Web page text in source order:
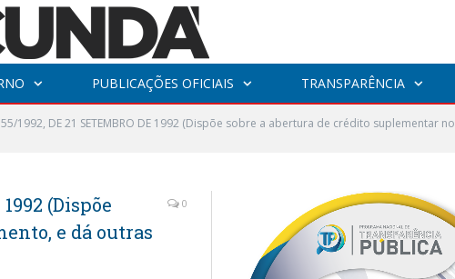
PUBLICAÇÕES OFICIAIS TRANSPARÊNCIA
1992, DE 21 SETEMBRO DE 1992 (Dispõe sobre a abertura de crédito suplementar no
(Dispõe
e dá outras
0